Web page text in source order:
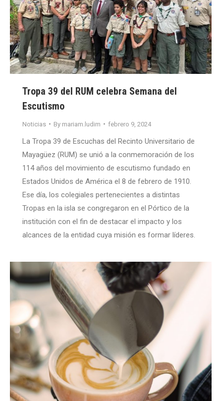
Tropa 39 del RUM celebra Semana del
Escutismo
Noticias By mariam.ludim febrero 9, 2024
La Tropa 39 de Escuchas del Recinto Universitario de
Mayagüez (RUM) se unió a la conmemoración de los
114 años del movimiento de escutismo fundado en
Estados Unidos de América el 8 de febrero de 1910.
Ese día, los colegiales pertenecientes a distintas
Tropas en la isla se congregaron en el Pórtico de la
institución con el fin de destacar el impacto y los
alcances de la entidad cuya misión es formar líderes.